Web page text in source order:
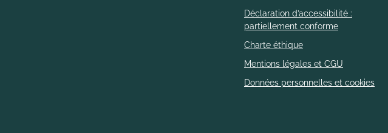
Déclaration d’accessibilité :
partiellement conforme
Charte éthique
Mentions légales et CGU
Données personnelles et cookies